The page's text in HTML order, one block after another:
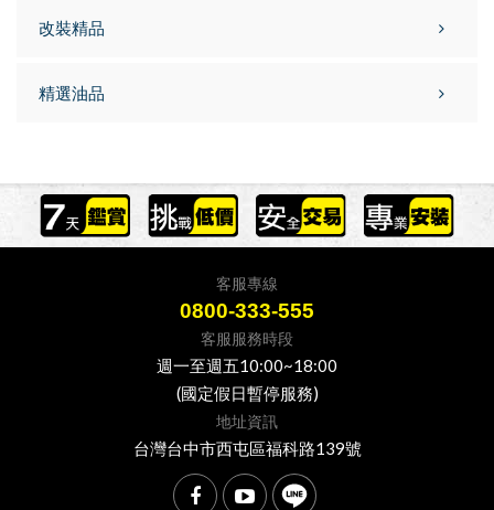
改裝精品
精選油品
客服專線
0800-333-555
客服服務時段
週一至週五10:00~18:00
(國定假日暫停服務)
地址資訊
台灣台中市西屯區福科路139號